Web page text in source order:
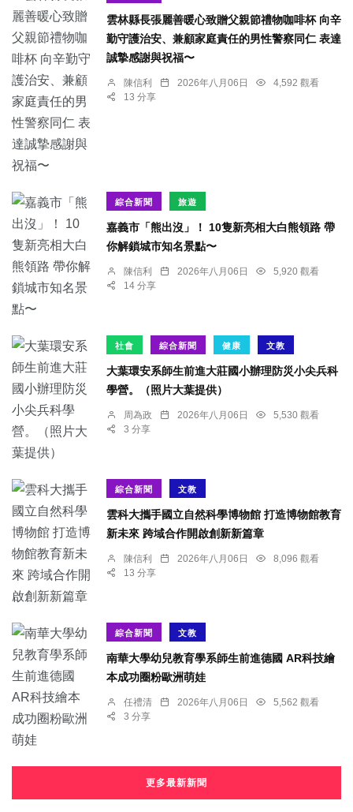
雲林縣長張麗善暖心致贈父親節禮物咖啡杯 向辛
勤守護治安、兼顧家庭責任的男性警察同仁 表達
誠摯感謝與祝福〜
陳信利 2026年八月06日
4,592 觀看
13 分享
綜合新聞 旅遊
嘉義市「熊出沒」！ 10隻新亮相大白熊領路 帶
你解鎖城市知名景點〜
陳信利 2026年八月06日
5,920 觀看
14 分享
社會 綜合新聞 健康 文教
大葉環安系師生前進大莊國小辦理防災小尖兵科
學營。（照片大葉提供）
周為政 2026年八月06日
5,530 觀看
3 分享
綜合新聞 文教
雲科大攜手國立自然科學博物館 打造博物館教育
新未來 跨域合作開啟創新新篇章
陳信利 2026年八月06日
8,096 觀看
13 分享
綜合新聞 文教
南華大學幼兒教育學系師生前進德國 AR科技繪
本成功圈粉歐洲萌娃
任禮清 2026年八月06日
5,562 觀看
3 分享
更多最新新聞